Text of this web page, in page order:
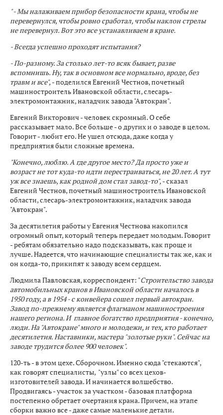
" - Мы налаживаем прибор безопасности крана, чтобы не
перевернулся, чтобы ровно сработал, чтобы наклон стрелы
не перевернул. Вот это все устанавливаем в кране.
- Всегда успешно проходят испытания?
- По-разному. За столько лет-то всяк бывает, разве
вспомнишь. Ну, так в основном все нормально, вроде, без
травм и все", - поделился Евгений Честнов, почетный
машиностроитель Ивановской области, слесарь-
электромонтажник, наладчик завода "Автокран".
Евгений Викторович - человек скромный. О себе
рассказывает мало. Все больше - о других и о заводе в целом.
Говорит - любит его. Не ушел отсюда, даже когда у
предприятия были сложные времена.
"Конечно, люблю. А где другое место? Да просто уже и
возраст не тот куда-то идти перестраиваться, не 20 лет. А тут
уж все знаешь, как родной дом стал завод-то", - сказал
Евгений Честнов, почетный машиностроитель Ивановской
области, слесарь-электромонтажник, наладчик завода
"Автокран".
За десятилетия работы у Евгения Честнова накопился
огромный опыт, который теперь передает молодым. Говорит
- ребятам обязательно надо подсказывать, как проще и
лучше. Надеется, что начинающие специалисты так же, как и
он когда-то, прикипят к заводу всем сердцем.
Людмила Павловская, корреспондент: "Строительство завода
автомобильных кранов в Ивановской области началось в
1950 году, а в 1954 - с конвейера сошел первый автокран.
Завод по-прежнему является флагманом машиностроения
нашего региона. И главное богатство предприятия - конечно,
люди. На "Автокране" много и молодежи, и тех, кто работает
десятилетия. Наставники, мастера "золотые руки". Сейчас на
заводе трудится более 900 человек".
120-ть - в этом цехе. Сборочном. Именно сюда "стекаются",
как говорят специалисты, "узлы" со всех цехов-
изготовителей завода. И начинается волшебство.
Продвигаясь - участок за участком - базовая платформа
постепенно обретает очертания крана. Причем, на этапе
сборки важно все - даже самые маленькие детали.